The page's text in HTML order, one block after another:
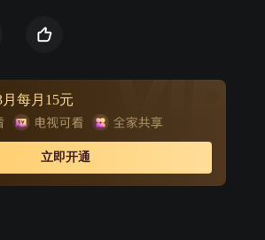
彷徨、思考、探索以及由此产生的种种
月每月15元
立即开通